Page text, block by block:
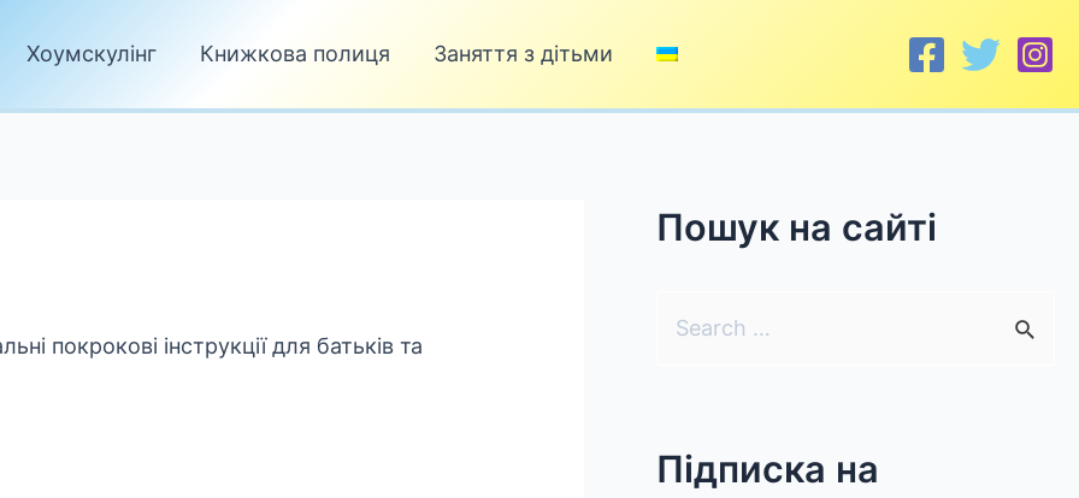
Хоумскулінг Книжкова полиця Заняття з дітьми
покрокові інструкції для батьків та
Пошук на сайті
c
Підписка на